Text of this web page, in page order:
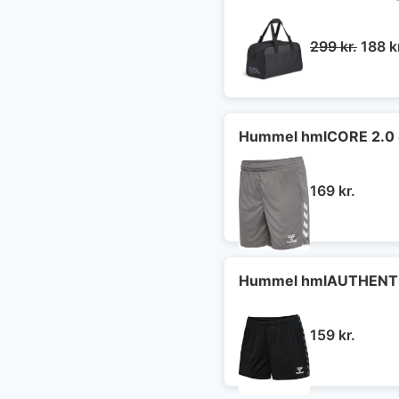
299kr. Den
299
188
Hummel hmlCORE
169 kr.
Hummel
159 kr.